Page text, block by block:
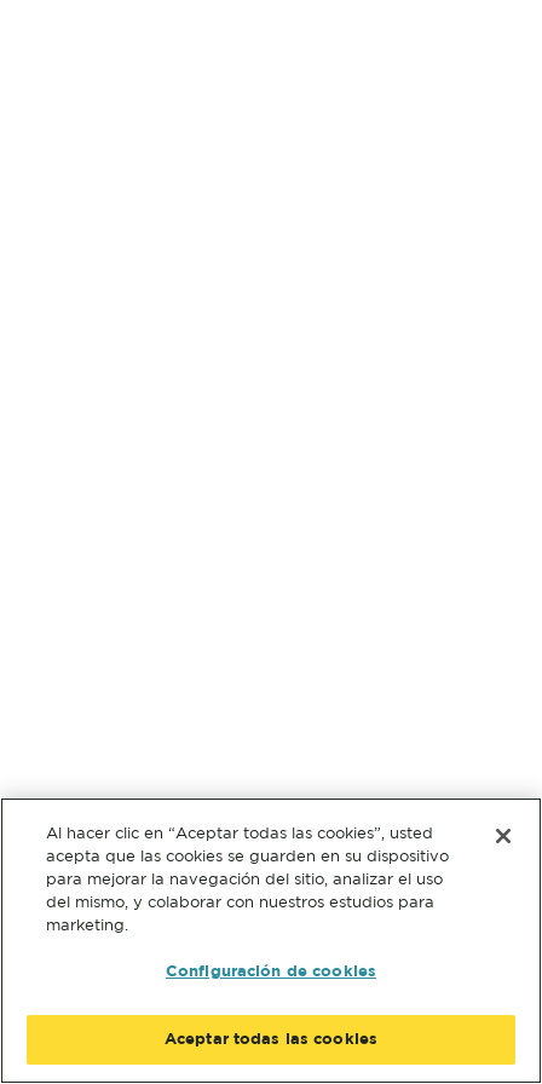
Al hacer clic en “Aceptar todas las cookies”, usted
acepta que las cookies se guarden en su dispositivo
para mejorar la navegación del sitio, analizar el uso
del mismo, y colaborar con nuestros estudios para
marketing.
Configuración de cookies
Aceptar todas las cookies